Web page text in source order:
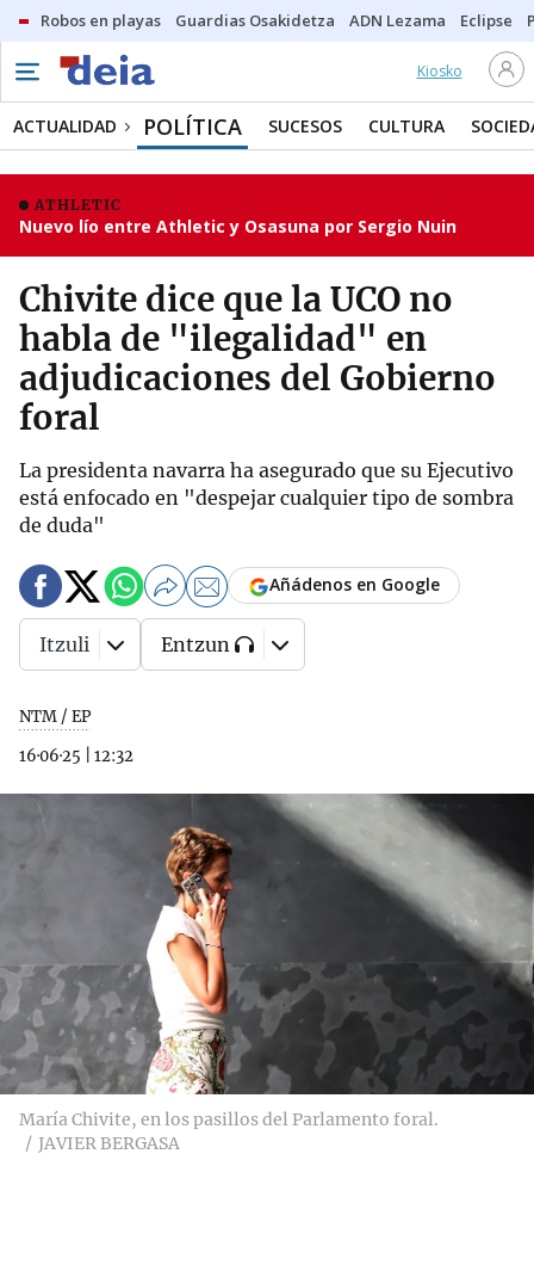
Robos en playas Guardias Osakidetza ADN Lezama Eclipse
Kiosko
ACTUALIDAD POLÍTICA SUCESOS CULTURA
ATHLETIC
Nuevo lío entre Athletic y Osasuna por Sergio Nuin
Chivite dice que la UCO no
habla de "ilegalidad" en
adjudicaciones del Gobierno
foral
La presidenta navarra ha asegurado que su Ejecutivo
está enfocado en "despejar cualquier tipo de sombra
de duda"
NTM / EP
16·06·25
12:32
Añádenos en Google
Itzuli Entzun
María Chivite, en los pasillos del Parlamento foral.
JAVIER BERGASA